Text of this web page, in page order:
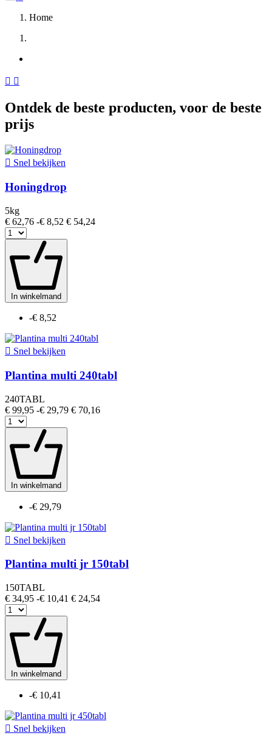
Home
 
Ontdek de beste producten, voor de beste
prijs
 Snel bekijken
Honingdrop
5kg
€ 62,76 -€ 8,52 € 54,24
In winkelmand
-€ 8,52
 Snel bekijken
Plantina multi 240tabl
240TABL
€ 99,95 -€ 29,79 € 70,16
In winkelmand
-€ 29,79
 Snel bekijken
Plantina multi jr 150tabl
150TABL
€ 34,95 -€ 10,41 € 24,54
In winkelmand
-€ 10,41
 Snel bekijken